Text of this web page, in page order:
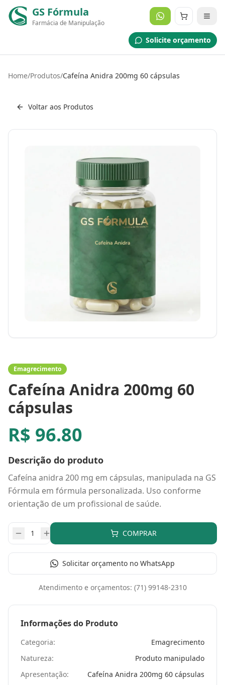
GS Fórmula
Farmácia de Manipulação
Solicite orçamento
Home/Produtos/Cafeína Anidra 200mg 60 cápsulas
Voltar aos Produtos
Emagrecimento
Cafeína Anidra 200mg 60
cápsulas
R$ 96.80
Descrição do produto
Cafeína anidra 200 mg em cápsulas, manipulada na GS
Fórmula em fórmula personalizada. Uso conforme
orientação de um profissional de saúde.
COMPRAR
Solicitar orçamento no WhatsApp
Atendimento e orçamentos: (71) 99148-2310
Informações do Produto
Categoria:
Emagrecimento
Natureza:
Produto manipulado
Apresentação:
Cafeína Anidra 200mg 60 cápsulas